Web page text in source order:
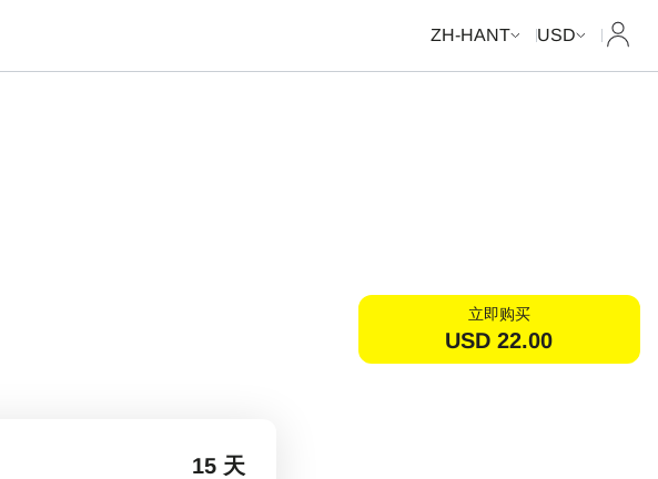
ZH-HANT USD 我的
立即购买
USD 22.00
15 天